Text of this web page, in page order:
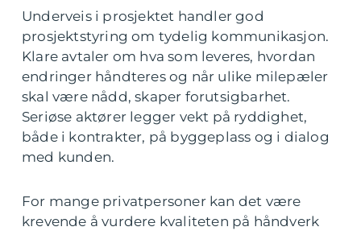
Underveis i prosjektet handler god
prosjektstyring om tydelig kommunikasjon.
Klare avtaler om hva som leveres, hvordan
endringer håndteres og når ulike milepæler
skal være nådd, skaper forutsigbarhet.
Seriøse aktører legger vekt på ryddighet,
både i kontrakter, på byggeplass og i dialog
med kunden.
For mange privatpersoner kan det være
krevende å vurdere kvaliteten på håndverk